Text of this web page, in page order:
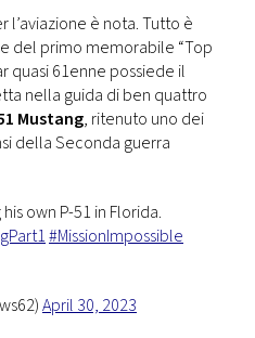
l’aviazione è nota. Tutto è
del primo memorabile “Top
quasi 61enne possiede il
nella guida di ben quattro
Mustang, ritenuto uno dei
della Seconda guerra
own P-51 in Florida.
#MissionImpossible
April 30, 2023